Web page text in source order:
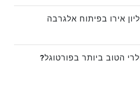
הטוב ביותר בפורטוגל?